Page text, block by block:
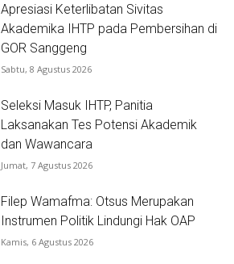
Apresiasi Keterlibatan Sivitas
Akademika IHTP pada Pembersihan di
GOR Sanggeng
Sabtu, 8 Agustus 2026
Seleksi Masuk IHTP, Panitia
Laksanakan Tes Potensi Akademik
dan Wawancara
Jumat, 7 Agustus 2026
Filep Wamafma: Otsus Merupakan
Instrumen Politik Lindungi Hak OAP
Kamis, 6 Agustus 2026